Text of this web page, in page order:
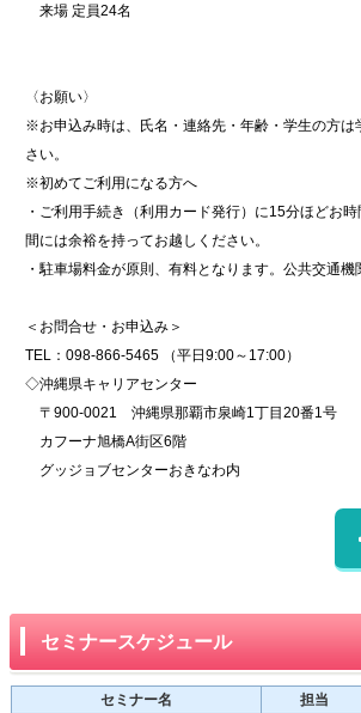
来場 定員24名
〈お願い〉
※お申込み時は、氏名・連絡先・年齢・学生の方は
さい。
※初めてご利用になる方へ
・ご利用手続き（利用カード発行）に15分ほどお
間には余裕を持ってお越しください。
・駐車場料金が原則、有料となります。公共交通機
＜お問合せ・お申込み＞
TEL：098-866-5465 （平日9:00～17:00）
◇沖縄県キャリアセンター
〒900-0021 沖縄県那覇市泉崎1丁目20番1号
カフーナ旭橋A街区6階
グッジョブセンターおきなわ内
セミナースケジュール
セミナー名 担当